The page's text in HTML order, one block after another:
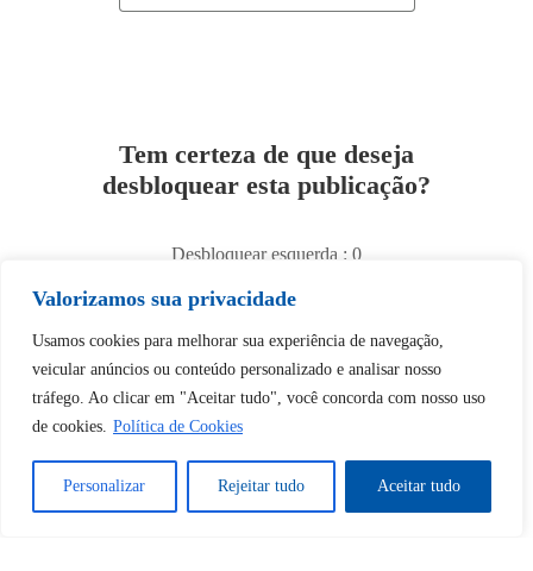
Valorizamos sua privacidade
Usamos cookies para melhorar sua experiência de navegação,
veicular anúncios ou conteúdo personalizado e analisar nosso
tráfego. Ao clicar em "Aceitar tudo", você concorda com nosso uso
de cookies. Política de Cookies
Personalizar Rejeitar tudo Aceitar tudo
Tem certeza de que deseja
desbloquear esta publicação?
Desbloquear esquerda : 0